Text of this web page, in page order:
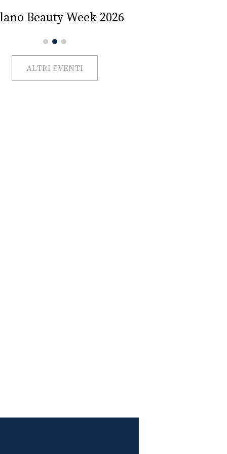
Beauty Week 2026
ALTRI EVENTI